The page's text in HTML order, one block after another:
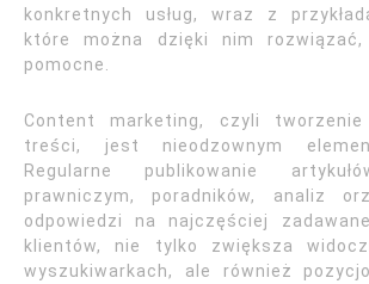
konkretnych usług, wraz z
które można dzięki nim
pomocne.
Content marketing, czyli tworzenie
treści, jest nieodzownym
Regularne publikowanie
prawniczym, poradników, analiz
odpowiedzi na najczęściej
klientów, nie tylko zwiększa
wyszukiwarkach, ale również